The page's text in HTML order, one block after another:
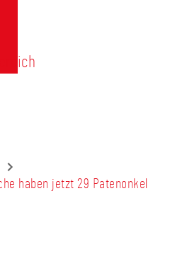
haben jetzt 29 Patenonkel